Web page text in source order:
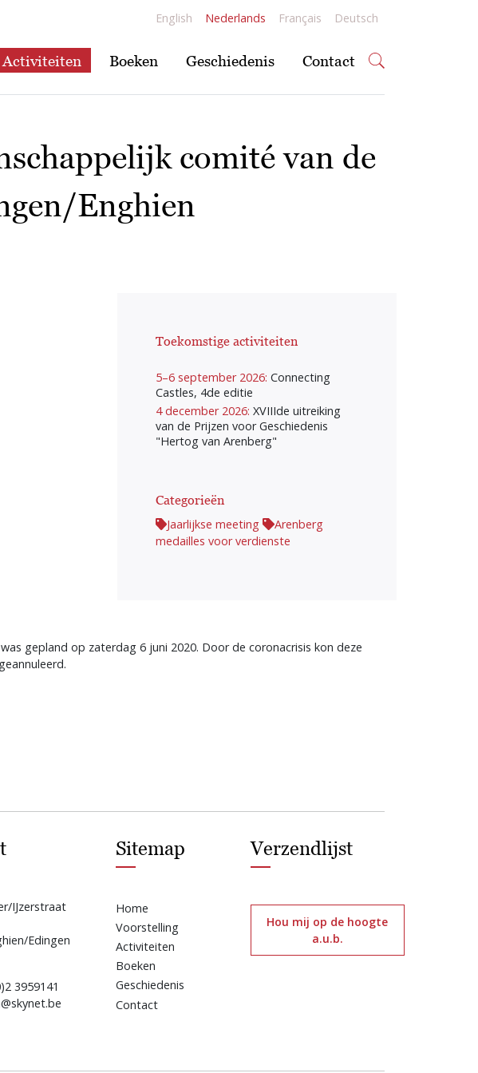
English Nederlands Français Deutsch
Activiteiten Boeken Geschiedenis Contact
comité van de
Enghien
Toekomstige activiteiten
5–6 september 2026: Connecting
Castles, 4de editie
4 december 2026: XVIIIde uitreiking
van de Prijzen voor Geschiedenis
"Hertog van Arenberg"
Categorieën
Jaarlijkse meeting
Arenberg
medailles voor verdienste
gepland op zaterdag 6 juni 2020. Door de coronacrisis kon deze
IJzerstraat
Edingen
3959141
Sitemap
Home
Voorstelling
Activiteiten
Boeken
Geschiedenis
Contact
Verzendlijst
Hou mij op de hoogte
a.u.b.